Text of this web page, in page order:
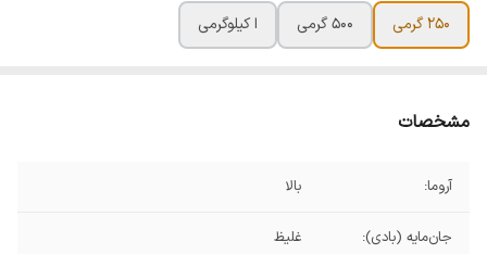
250 گرمی
500 گرمی ا کیلوگرمی
مشخصات
آروما: بالا
جان‌مایه (بادی): غلیظ